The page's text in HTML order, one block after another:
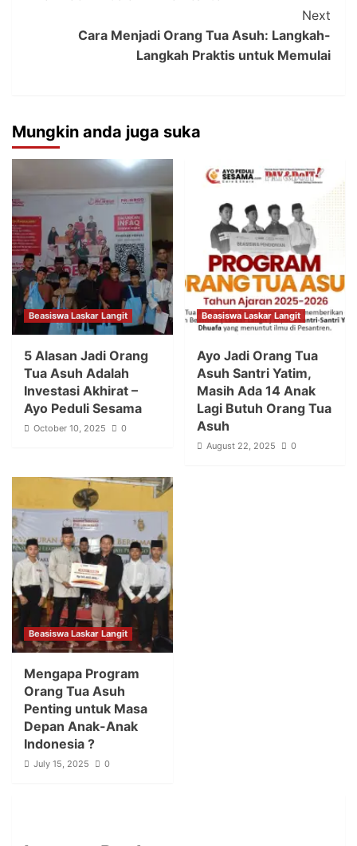
Next
Cara Menjadi Orang Tua Asuh: Langkah-
Langkah Praktis untuk Memulai
Mungkin anda juga suka
Beasiswa Laskar Langit
5 Alasan Jadi Orang
Tua Asuh Adalah
Investasi Akhirat –
Ayo Peduli Sesama
October 10, 2025 0
Beasiswa Laskar Langit
Ayo Jadi Orang Tua
Asuh Santri Yatim,
Masih Ada 14 Anak
Lagi Butuh Orang Tua
Asuh
August 22, 2025 0
Beasiswa Laskar Langit
Mengapa Program
Orang Tua Asuh
Penting untuk Masa
Depan Anak-Anak
Indonesia ?
July 15, 2025 0